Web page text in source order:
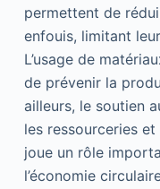
permettent de
enfouis, limitant
L’usage de
de prévenir la
ailleurs, le soutien
les ressourceries
joue un rôle
l’économie